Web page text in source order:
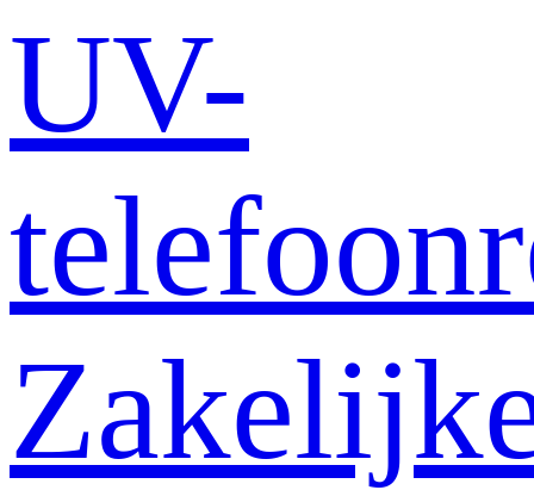
UV-